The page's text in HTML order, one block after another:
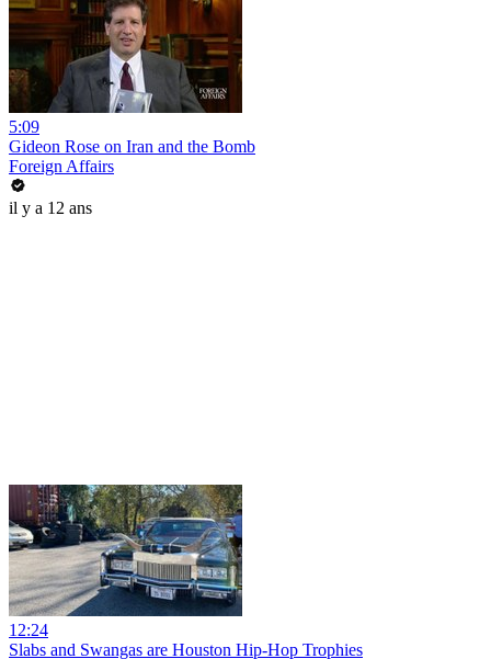
5:09
Gideon Rose on Iran and the Bomb
Foreign Affairs
il y a 12 ans
12:24
Slabs and Swangas are Houston Hip-Hop Trophies